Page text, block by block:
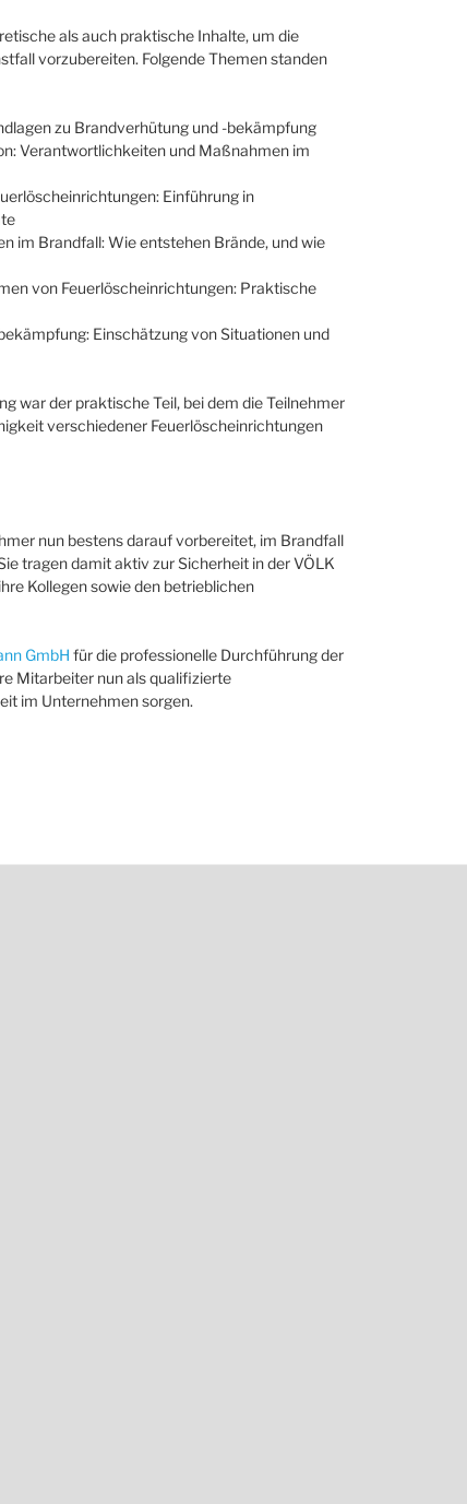
als auch praktische Inhalte, um die
vorzubereiten. Folgende Themen standen
zu Brandverhütung und -bekämpfung
Verantwortlichkeiten und Maßnahmen im
Einführung in
im Brandfall: Wie entstehen Brände, und wie
von Feuerlöscheinrichtungen: Praktische
Einschätzung von Situationen und
war der praktische Teil, bei dem die Teilnehmer
verschiedener Feuerlöscheinrichtungen
nun bestens darauf vorbereitet, im Brandfall
tragen damit aktiv zur Sicherheit in der VÖLK
Kollegen sowie den betrieblichen
GmbH für die professionelle Durchführung der
Mitarbeiter nun als qualifizierte
im Unternehmen sorgen.